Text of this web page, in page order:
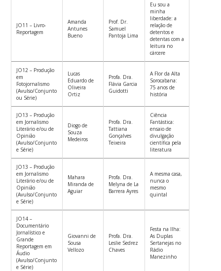
JO11 – Livro-
Reportagem
Amanda
Antunes
Bueno
Prof. Dr.
Samuel
Pantoja Lima
Eu sou a
minha
liberdade: a
relação de
detentos e
detentas com a
leitura no
cárcere
JO12 – Produção
em
Fotojornalismo
(Avulso/Conjunto
ou Série)
Lucas
Eduardo de
Oliveira
Ortiz
Profa. Dra.
Flávia Garcia
Guidotti
A Flor da Alta
Sorocabana:
75 anos de
história
JO13 – Produção
em Jornalismo
Literário e/ou de
Opinião
(Avulso/Conjunto
e Série)
Diogo de
Souza
Medeiros
Profa. Dra.
Tattiana
Gonçalves
Teixeira
Ciência
Fantástica:
ensaio de
divulgação
científica pela
literatura
JO13 – Produção
em Jornalismo
Literário e/ou de
Opinião
(Avulso/Conjunto
e Série)
Mahara
Miranda de
Aguiar
Profa. Dra.
Melyna de La
Barrera Ayres
A mesma casa,
nunca o
mesmo
quintal
JO14 –
Documentário
Jornalístico e
Grande
Reportagem em
Áudio
(Avulso/Conjunto
e Série)
Giovanni de
Sousa
Vellozo
Profa. Dra.
Leslie Sedrez
Chaves
Festa na Ilha:
As Duplas
Sertanejas no
Rádio
Manezinho